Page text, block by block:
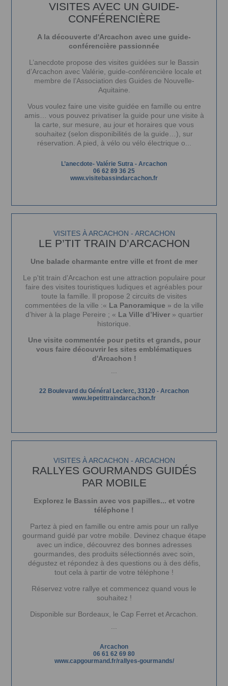
VISITES AVEC UN GUIDE-
CONFÉRENCIÈRE
A la découverte d'Arcachon avec une guide-
conférencière passionnée
L’anecdote propose des visites guidées sur le Bassin
d’Arcachon avec Valérie, guide-conférencière locale et
membre de l’Association des Guides de Nouvelle-
Aquitaine.
Vous voulez faire une visite guidée en famille ou entre
amis… vous pouvez privatiser la guide pour une visite à
la carte, sur mesure, au jour et horaires que vous
souhaitez (selon disponibilités de la guide…), sur
réservation. A pied, à vélo ou vélo électrique o...
L’anecdote- Valérie Sutra - Arcachon
06 62 89 36 25
www.visitebassindarcachon.fr
VISITES À ARCACHON - ARCACHON
LE P’TIT TRAIN D’ARCACHON
Une balade charmante entre ville et front de mer
Le p'tit train d'Arcachon est une attraction populaire pour
faire des visites touristiques ludiques et agréables pour
toute la famille. Il propose 2 circuits de visites
commentées de la ville :« La Panoramique » de la ville
d’hiver à la plage Pereire ; « La Ville d’Hiver» quartier
historique.
Une visite commentée pour petits et grands, pour
vous faire découvrir les sites emblématiques
d'Arcachon !
22 Boulevard du Général Leclerc, 33120 - Arcachon
www.lepetittraindarcachon.fr
VISITES À ARCACHON - ARCACHON
RALLYES GOURMANDS GUIDÉS
PAR MOBILE
Explorez le Bassin avec vos papilles... et votre
téléphone !
Partez à pied en famille ou entre amis pour un rallye
gourmand guidé par votre mobile. Devinez chaque étape
avec un indice, découvrez des bonnes adresses
gourmandes, des produits sélectionnés avec soin,
dégustez et répondez à des questions ou à des défis,
tout cela à partir de votre téléphone !
Réservez votre rallye et commencez quand vous le
souhaitez !
Disponible sur Bordeaux, le Cap Ferret et Arcachon.
Arcachon
06 61 62 69 80
www.capgourmand.fr/rallyes-gourmands/